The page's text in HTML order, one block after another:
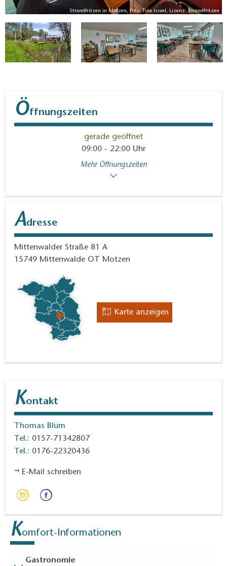
Strandfritzen in Motzen, Foto: Tina Israel, Lizenz: Strandfritzen
Öffnungszeiten
gerade geöffnet
09:00 - 22:00 Uhr
Mehr Öffnungszeiten
Adresse
Mittenwalder Straße 81 A
15749 Mittenwalde OT Motzen
Karte anzeigen
Kontakt
Thomas Blüm
Tel.: 0157-71342807
Tel.: 0176-22320436
E-Mail schreiben
Komfort-Informationen
Gastronomie